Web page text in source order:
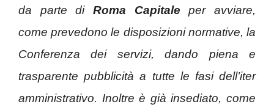
da parte di Roma Capitale per avviare,
come prevedono le disposizioni normative, la
Conferenza dei servizi, dando piena e
trasparente pubblicità a tutte le fasi dell’iter
amministrativo. Inoltre è già insediato, come